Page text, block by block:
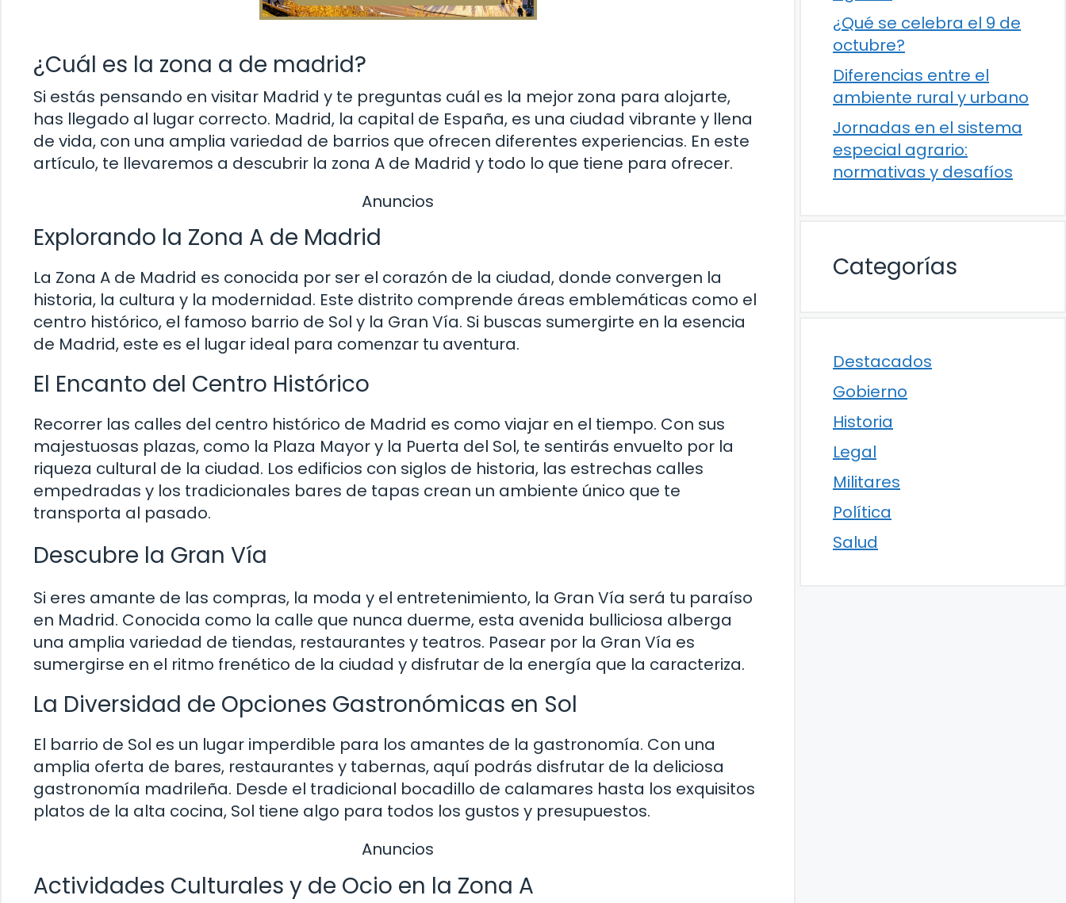
¿Cuál es la zona a de madrid?
Si estás pensando en visitar Madrid y te preguntas cuál es la mejor zona para alojarte,
has llegado al lugar correcto. Madrid, la capital de España, es una ciudad vibrante y llena
de vida, con una amplia variedad de barrios que ofrecen diferentes experiencias. En este
artículo, te llevaremos a descubrir la zona A de Madrid y todo lo que tiene para ofrecer.
Anuncios
Explorando la Zona A de Madrid
La Zona A de Madrid es conocida por ser el corazón de la ciudad, donde convergen la
historia, la cultura y la modernidad. Este distrito comprende áreas emblemáticas como el
centro histórico, el famoso barrio de Sol y la Gran Vía. Si buscas sumergirte en la esencia
de Madrid, este es el lugar ideal para comenzar tu aventura.
El Encanto del Centro Histórico
Recorrer las calles del centro histórico de Madrid es como viajar en el tiempo. Con sus
majestuosas plazas, como la Plaza Mayor y la Puerta del Sol, te sentirás envuelto por la
riqueza cultural de la ciudad. Los edificios con siglos de historia, las estrechas calles
empedradas y los tradicionales bares de tapas crean un ambiente único que te
transporta al pasado.
Descubre la Gran Vía
Si eres amante de las compras, la moda y el entretenimiento, la Gran Vía será tu paraíso
en Madrid. Conocida como la calle que nunca duerme, esta avenida bulliciosa alberga
una amplia variedad de tiendas, restaurantes y teatros. Pasear por la Gran Vía es
sumergirse en el ritmo frenético de la ciudad y disfrutar de la energía que la caracteriza.
La Diversidad de Opciones Gastronómicas en Sol
El barrio de Sol es un lugar imperdible para los amantes de la gastronomía. Con una
amplia oferta de bares, restaurantes y tabernas, aquí podrás disfrutar de la deliciosa
gastronomía madrileña. Desde el tradicional bocadillo de calamares hasta los exquisitos
platos de la alta cocina, Sol tiene algo para todos los gustos y presupuestos.
Anuncios
Actividades Culturales y de Ocio en la Zona A
¿Qué se celebra el 9 de
octubre?
Diferencias entre el
ambiente rural y urbano
Jornadas en el sistema
especial agrario:
normativas y desafíos
Categorías
Destacados
Gobierno
Historia
Legal
Militares
Política
Salud